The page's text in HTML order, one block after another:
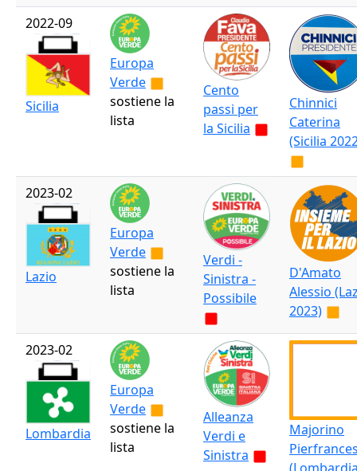
2022-09
Sicilia
Europa
Verde
sostiene la
lista
Cento
passi per
la Sicilia
Chinnici
Caterina
(Sicilia
2023-02
Lazio
Europa
Verde
sostiene la
lista
Verdi -
Sinistra -
Possibile
D'Amato
Alessio
2023)
2023-02
Lombardia
Europa
Verde
sostiene la
lista
Alleanza
Verdi e
Sinistra
Majorino